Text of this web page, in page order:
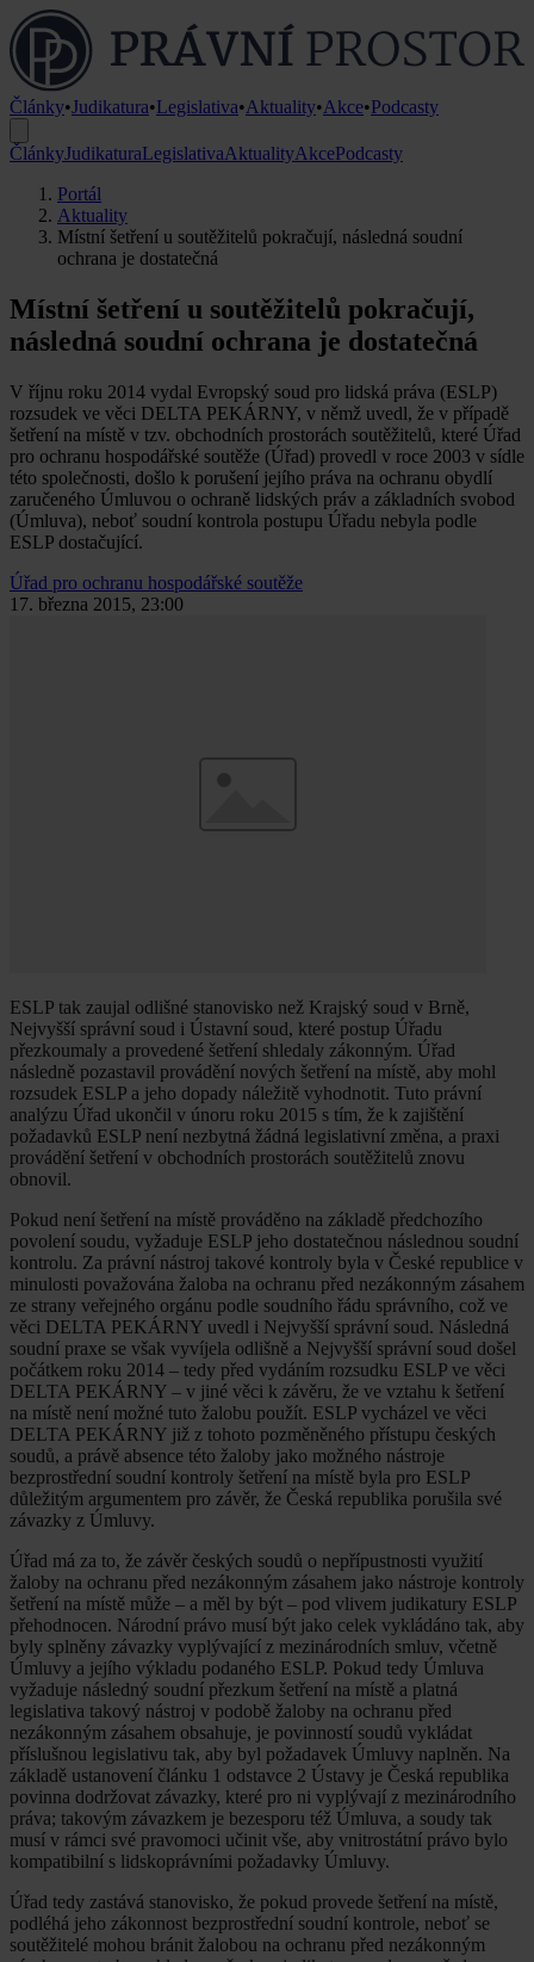
Články•Judikatura•Legislativa•Aktuality•Akce•Podcasty
ČlánkyJudikaturaLegislativaAktualityAkcePodcasty
Portál
Aktuality
Místní šetření u soutěžitelů pokračují, následná soudní
ochrana je dostatečná
Místní šetření u soutěžitelů pokračují,
následná soudní ochrana je dostatečná
V říjnu roku 2014 vydal Evropský soud pro lidská práva (ESLP)
rozsudek ve věci DELTA PEKÁRNY, v němž uvedl, že v případě
šetření na místě v tzv. obchodních prostorách soutěžitelů, které Úřad
pro ochranu hospodářské soutěže (Úřad) provedl v roce 2003 v sídle
této společnosti, došlo k porušení jejího práva na ochranu obydlí
zaručeného Úmluvou o ochraně lidských práv a základních svobod
(Úmluva), neboť soudní kontrola postupu Úřadu nebyla podle
ESLP dostačující.
Úřad pro ochranu hospodářské soutěže
17. března 2015, 23:00
ESLP tak zaujal odlišné stanovisko než Krajský soud v Brně,
Nejvyšší správní soud i Ústavní soud, které postup Úřadu
přezkoumaly a provedené šetření shledaly zákonným. Úřad
následně pozastavil provádění nových šetření na místě, aby mohl
rozsudek ESLP a jeho dopady náležitě vyhodnotit. Tuto právní
analýzu Úřad ukončil v únoru roku 2015 s tím, že k zajištění
požadavků ESLP není nezbytná žádná legislativní změna, a praxi
provádění šetření v obchodních prostorách soutěžitelů znovu
obnovil.
Pokud není šetření na místě prováděno na základě předchozího
povolení soudu, vyžaduje ESLP jeho dostatečnou následnou soudní
kontrolu. Za právní nástroj takové kontroly byla v České republice v
minulosti považována žaloba na ochranu před nezákonným zásahem
ze strany veřejného orgánu podle soudního řádu správního, což ve
věci DELTA PEKÁRNY uvedl i Nejvyšší správní soud. Následná
soudní praxe se však vyvíjela odlišně a Nejvyšší správní soud došel
počátkem roku 2014 – tedy před vydáním rozsudku ESLP ve věci
DELTA PEKÁRNY – v jiné věci k závěru, že ve vztahu k šetření
na místě není možné tuto žalobu použít. ESLP vycházel ve věci
DELTA PEKÁRNY již z tohoto pozměněného přístupu českých
soudů, a právě absence této žaloby jako možného nástroje
bezprostřední soudní kontroly šetření na místě byla pro ESLP
důležitým argumentem pro závěr, že Česká republika porušila své
závazky z Úmluvy.
Úřad má za to, že závěr českých soudů o nepřípustnosti využití
žaloby na ochranu před nezákonným zásahem jako nástroje kontroly
šetření na místě může – a měl by být – pod vlivem judikatury ESLP
přehodnocen. Národní právo musí být jako celek vykládáno tak, aby
byly splněny závazky vyplývající z mezinárodních smluv, včetně
Úmluvy a jejího výkladu podaného ESLP. Pokud tedy Úmluva
vyžaduje následný soudní přezkum šetření na místě a platná
legislativa takový nástroj v podobě žaloby na ochranu před
nezákonným zásahem obsahuje, je povinností soudů vykládat
příslušnou legislativu tak, aby byl požadavek Úmluvy naplněn. Na
základě ustanovení článku 1 odstavce 2 Ústavy je Česká republika
povinna dodržovat závazky, které pro ni vyplývají z mezinárodního
práva; takovým závazkem je bezesporu též Úmluva, a soudy tak
musí v rámci své pravomoci učinit vše, aby vnitrostátní právo bylo
kompatibilní s lidskoprávními požadavky Úmluvy.
Úřad tedy zastává stanovisko, že pokud provede šetření na místě,
podléhá jeho zákonnost bezprostřední soudní kontrole, neboť se
soutěžitelé mohou bránit žalobou na ochranu před nezákonným